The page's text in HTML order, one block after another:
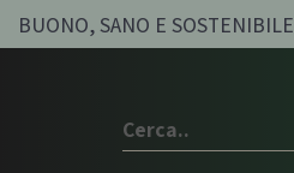
BUONO, SANO E SOSTENIBILE